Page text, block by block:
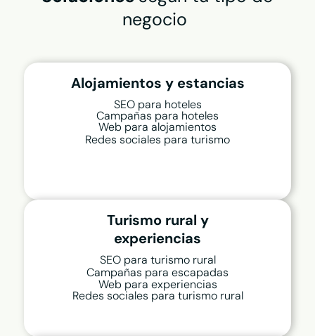
negocio
Alojamientos y estancias
SEO para hoteles
Campañas para hoteles
Web para alojamientos
Redes sociales para turismo
Turismo rural y
experiencias
SEO para turismo rural
Campañas para escapadas
Web para experiencias
Redes sociales para turismo rural